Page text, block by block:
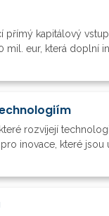
kapitálový
mil. eur, která doplní
rozvíjejí
inovace, které